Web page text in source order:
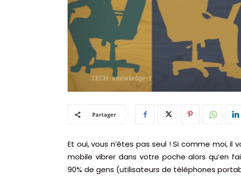
Partager
Et oui, vous n’êtes pas seul ! Si comme moi,
mobile vibrer dans votre poche alors qu’en
90% de gens (utilisateurs de téléphones